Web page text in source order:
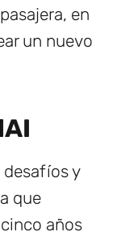
en
un nuevo
y
que
años